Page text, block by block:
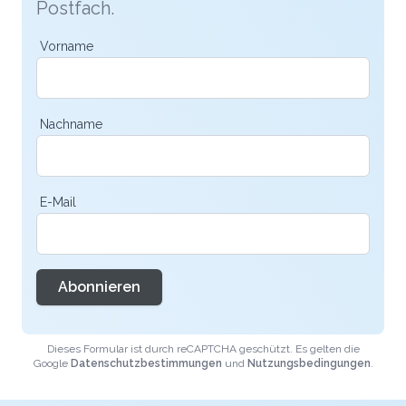
Postfach.
Vorname
Nachname
E-Mail
Abonnieren
Dieses Formular ist durch reCAPTCHA geschützt. Es gelten die
Google Datenschutzbestimmungen und Nutzungsbedingungen.